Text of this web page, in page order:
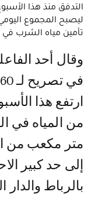
ليصبح المجموع
تأمين مياه الشرب في
وقال أحد الفاعلين في هذا المشروع الضخم
من المياه في
متر مكعب من
إلى حد كبير
بالرباط والدار